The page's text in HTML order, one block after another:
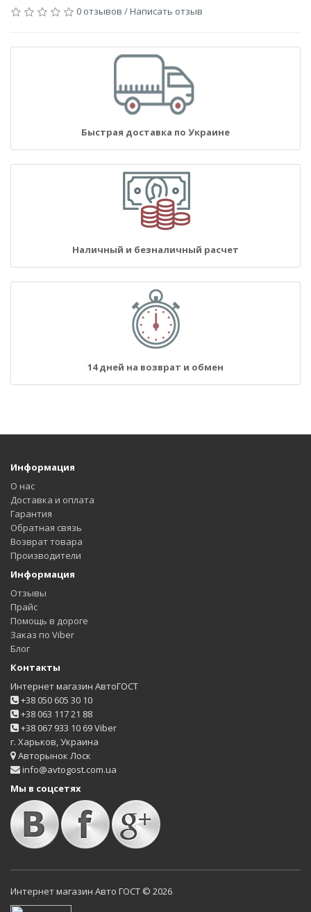
0 отзывов /Написать отзыв
Быстрая доставка по Украине
Наличный и безналичный расчет
14 дней на возврат и обмен
Информация
О нас
Доставка и оплата
Гарантия
Обратная связь
Возврат товара
Производители
Информация
Отзывы
Прайс
Помощь в дороге
Заказ по Viber
Блог
Контакты
Интернет магазин АвтоГОСТ
+38 050 605 30 10
+38 063 117 21 88
+38 067 933 10 69 Viber
г. Харьков, Украина
Авторынок Лоск
info@avtogost.com.ua
Мы в соцсетях
Интернет магазин Авто ГОСТ © 2026